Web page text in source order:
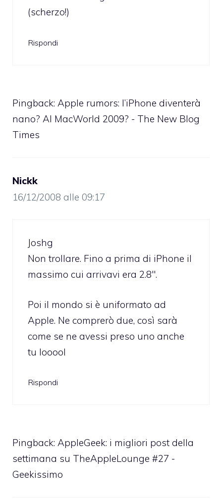
(scherzo!)
Rispondi
Pingback: Apple rumors: l’iPhone diventerà
nano? Al MacWorld 2009? - The New Blog
Times
Nickk
16/12/2008 alle 09:17
Joshg
Non trollare. Fino a prima di iPhone il
massimo cui arrivavi era 2.8″.
Poi il mondo si è uniformato ad
Apple. Ne comprerò due, così sarà
come se ne avessi preso uno anche
tu looool
Rispondi
Pingback: AppleGeek: i migliori post della
settimana su TheAppleLounge #27 -
Geekissimo